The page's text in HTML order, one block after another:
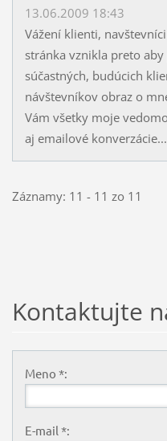
13.06.2009 18:43
Vážení klienti,
stránka vznikla preto
súčastných, budúcich
návštevníkov obraz o
Vám všetky moje
aj emailové
Záznamy: 11 - 11 zo 11
Kontaktujte
Meno *:
E-mail *: